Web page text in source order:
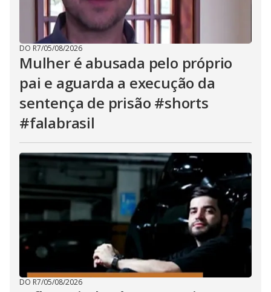
DO R7/05/08/2026
Mulher é abusada pelo próprio
pai e aguarda a execução da
sentença de prisão #shorts
#falabrasil
DO R7/05/08/2026